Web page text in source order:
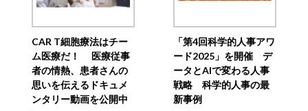
CAR T細胞療法はチー
ム医療だ！ 医療従事
者の情熱、患者さんの
思いを伝えるドキュメ
ンタリー動画を公開中
「第4回科学的人事アワ
ード2025」を開催 デ
ータとAIで変わる人事
戦略 科学的人事の最
新事例